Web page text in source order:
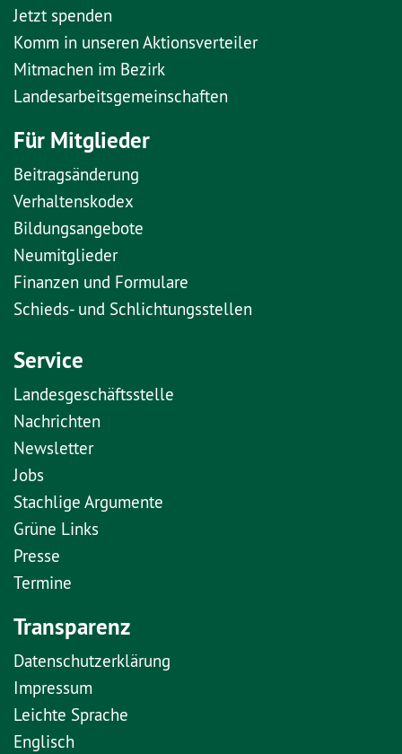
Jetzt spenden
Komm in unseren Aktionsverteiler
Mitmachen im Bezirk
Landesarbeitsgemeinschaften
Für Mitglieder
Beitragsänderung
Verhaltenskodex
Bildungsangebote
Neumitglieder
Finanzen und Formulare
Schieds- und Schlichtungsstellen
Service
Landesgeschäftsstelle
Nachrichten
Newsletter
Jobs
Stachlige Argumente
Grüne Links
Presse
Termine
Transparenz
Datenschutzerklärung
Impressum
Leichte Sprache
Englisch